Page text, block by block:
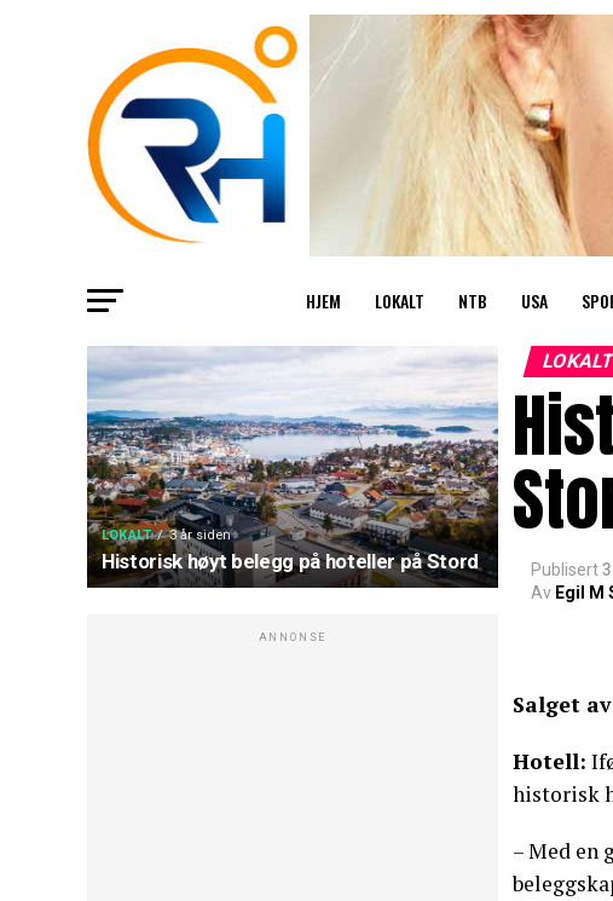
HJEM LOKALT NTB USA
LOKALT 3 år siden
Historisk høyt belegg på hoteller på Stord
ANNONSE
Publisert
Av Egil M
Salget
Hotell:
historisk
– Med en